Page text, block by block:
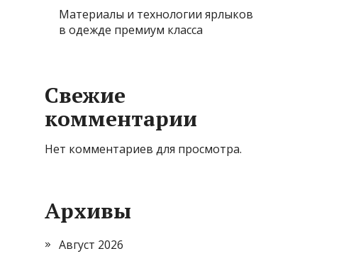
Материалы и технологии ярлыков
в одежде премиум класса
Свежие
комментарии
Нет комментариев для просмотра.
Архивы
Август 2026